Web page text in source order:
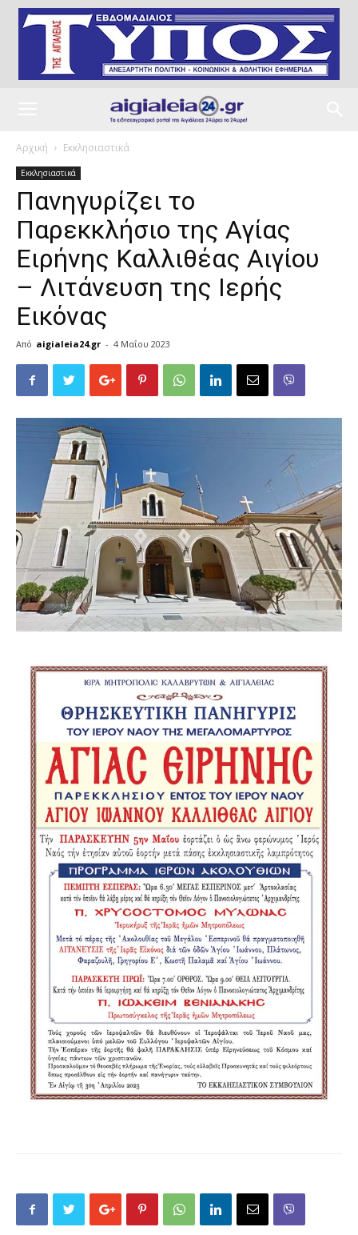
Αρχική Εκκλησιαστικά
Εκκλησιαστικά
Πανηγυρίζει το
Παρεκκλήσιο της Αγίας
Ειρήνης Καλλιθέας Αιγίου
– Λιτάνευση της Ιερής
Εικόνας
Από aigialeia24.gr - 4 Μαΐου 2023